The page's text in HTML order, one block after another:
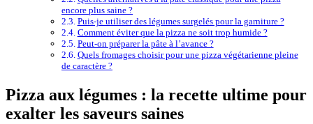
encore plus saine ?
Puis-je utiliser des légumes surgelés pour la garniture ?
Comment éviter que la pizza ne soit trop humide ?
Peut-on préparer la pâte à l’avance ?
Quels fromages choisir pour une pizza végétarienne pleine
de caractère ?
Pizza aux légumes : la recette ultime pour
exalter les saveurs saines